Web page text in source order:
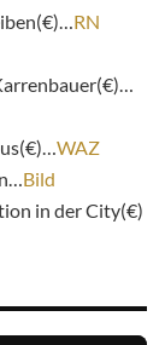
RN
WAZ
Bild
in der City(€)